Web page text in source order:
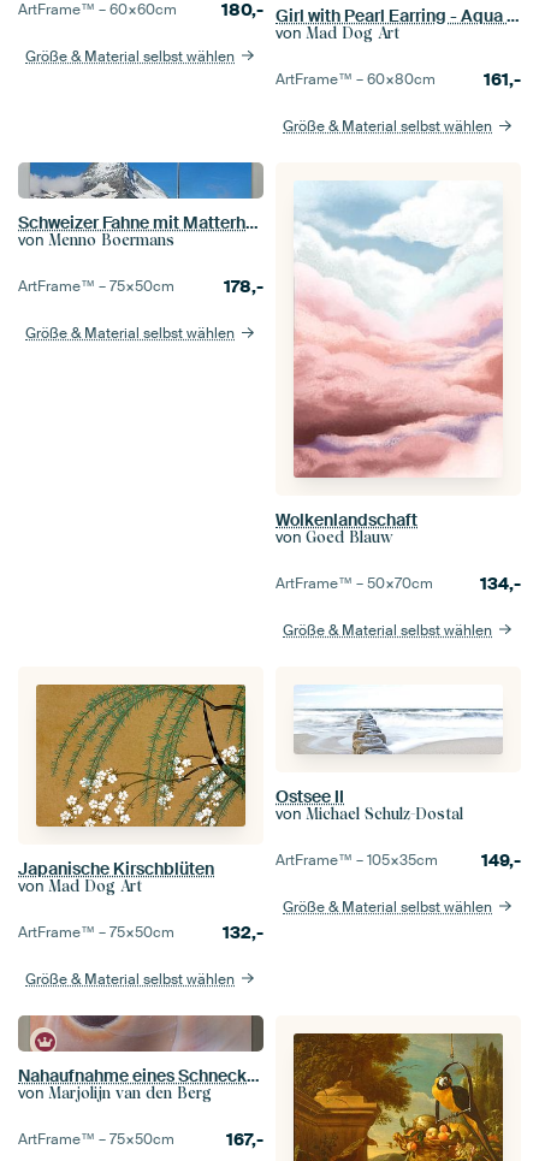
ArtFrame™ –60×60cm 180,-
Größe & Material selbst wählen
Girl with Pearl Earring - Aqua Blue Line Art Version
von Mad Dog Art
ArtFrame™ –60×80cm 161,-
Größe & Material selbst wählen
Schweizer Fahne mit Matterhorn
von Menno Boermans
ArtFrame™ –75×50cm 178,-
Größe & Material selbst wählen
Wolkenlandschaft
von Goed Blauw
ArtFrame™ –50×70cm 134,-
Größe & Material selbst wählen
Japanische Kirschblüten
von Mad Dog Art
ArtFrame™ –75×50cm 132,-
Größe & Material selbst wählen
Ostsee II
von Michael Schulz-Dostal
ArtFrame™ –105×35cm 149,-
Größe & Material selbst wählen
Nahaufnahme eines Schneckenhauses
von Marjolijn van den Berg
ArtFrame™ –75×50cm 167,-